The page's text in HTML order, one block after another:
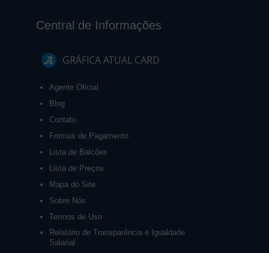
Central de Informações
GRÁFICA ATUAL CARD
Agente Oficial
Blog
Contato
Formas de Pagamento
Lista de Balcões
Lista de Preços
Mapa do Site
Sobre Nós
Termos de Uso
Relatório de Transparência e Igualdade
Salarial